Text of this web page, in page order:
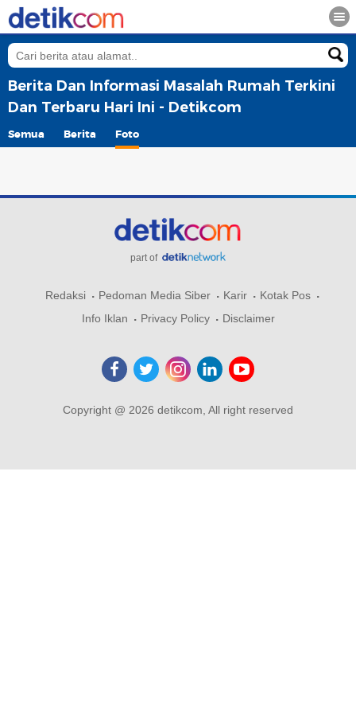
Berita Dan Informasi Masalah Rumah Terkini
Dan Terbaru Hari Ini - Detikcom
Semua Berita Foto
part of
Redaksi Pedoman Media Siber Karir
Kotak Pos
Info Iklan
Privacy Policy Disclaimer
Copyright @ 2026 detikcom, All right reserved